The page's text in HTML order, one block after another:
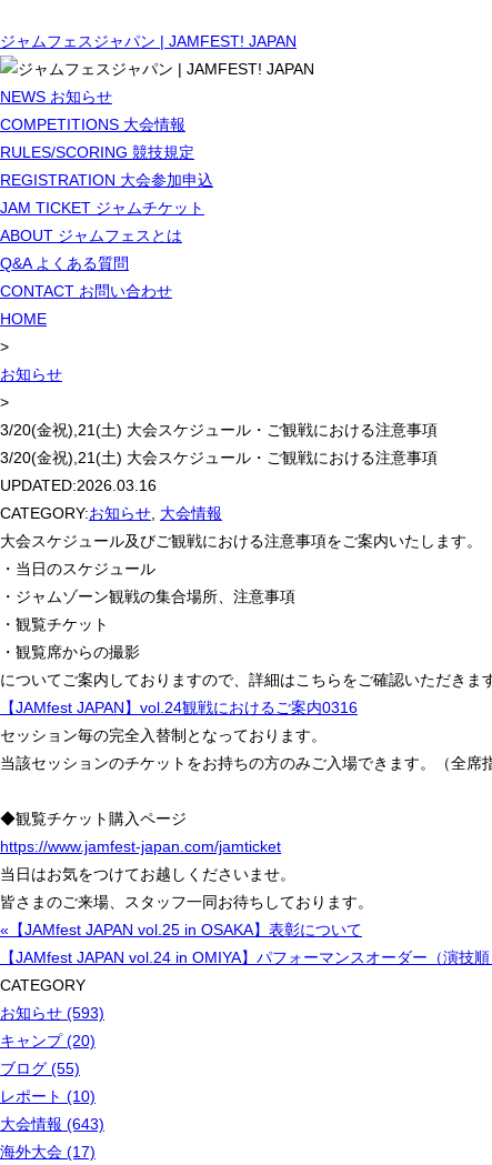
ジャムフェスジャパン | JAMFEST! JAPAN
NEWS お知らせ
COMPETITIONS 大会情報
RULES/SCORING 競技規定
REGISTRATION 大会参加申込
JAM TICKET ジャムチケット
ABOUT ジャムフェスとは
Q&A よくある質問
CONTACT お問い合わせ
HOME
>
お知らせ
>
3/20(金祝),21(土) 大会スケジュール・ご観戦における注意事項
3/20(金祝),21(土) 大会スケジュール・ご観戦における注意事項
UPDATED:2026.03.16
CATEGORY:お知らせ 大会情報
大会スケジュール及びご観戦における注意事項をご案内いたします。
・当日のスケジュール
・ジャムゾーン観戦の集合場所、注意事項
・観覧チケット
・観覧席からの撮影
についてご案内しておりますので、詳細はこちらをご確認いただきま
【JAMfest JAPAN】vol.24観戦におけるご案内0316
セッション毎の完全入替制となっております。
当該セッションのチケットをお持ちの方のみご入場できます。（全席
◆観覧チケット購入ページ
https://www.jamfest-japan.com/jamticket
当日はお気をつけてお越しくださいませ。
皆さまのご来場、スタッフ一同お待ちしております。
«【JAMfest JAPAN vol.25 in OSAKA】表彰について
【JAMfest JAPAN vol.24 in OMIYA】パフォーマンスオーダー（演技
CATEGORY
お知らせ (593)
キャンプ (20)
ブログ (55)
レポート (10)
大会情報 (643)
海外大会 (17)